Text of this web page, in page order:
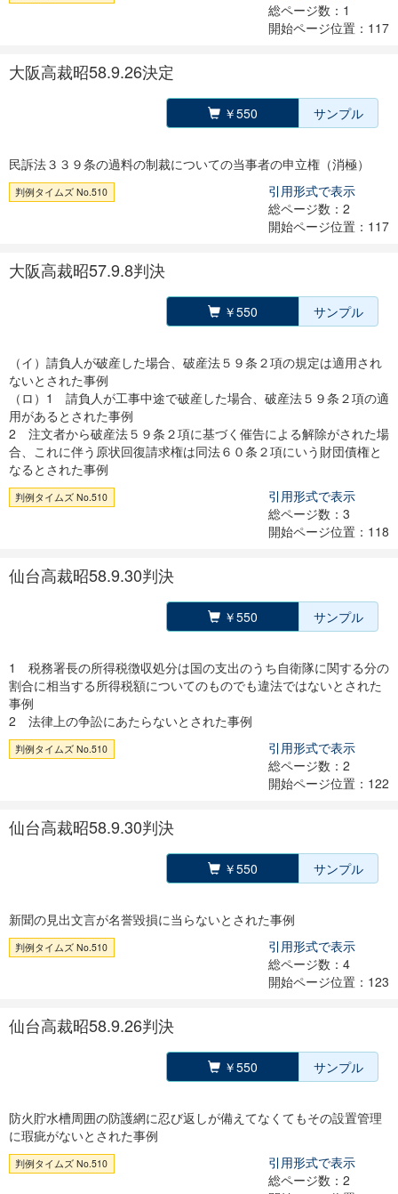
総ページ数：1
開始ページ位置：117
大阪高裁昭58.9.26決定
￥550 サンプル
民訴法３３９条の過料の制裁についての当事者の申立権（消極）
判例タイムズ No.510
引用形式で表示
総ページ数：2
開始ページ位置：117
大阪高裁昭57.9.8判決
￥550 サンプル
（イ）請負人が破産した場合、破産法５９条２項の規定は適用され
ないとされた事例
（ロ）1 請負人が工事中途で破産した場合、破産法５９条２項の適
用があるとされた事例
2 注文者から破産法５９条２項に基づく催告による解除がされた場
合、これに伴う原状回復請求権は同法６０条２項にいう財団債権と
なるとされた事例
判例タイムズ No.510
引用形式で表示
総ページ数：3
開始ページ位置：118
仙台高裁昭58.9.30判決
￥550 サンプル
1 税務署長の所得税徴収処分は国の支出のうち自衛隊に関する分の
割合に相当する所得税額についてのものでも違法ではないとされた
事例
2 法律上の争訟にあたらないとされた事例
判例タイムズ No.510
引用形式で表示
総ページ数：2
開始ページ位置：122
仙台高裁昭58.9.30判決
￥550 サンプル
新聞の見出文言が名誉毀損に当らないとされた事例
判例タイムズ No.510
引用形式で表示
総ページ数：4
開始ページ位置：123
仙台高裁昭58.9.26判決
￥550 サンプル
防火貯水槽周囲の防護網に忍び返しが備えてなくてもその設置管理
に瑕疵がないとされた事例
判例タイムズ No.510
引用形式で表示
総ページ数：2